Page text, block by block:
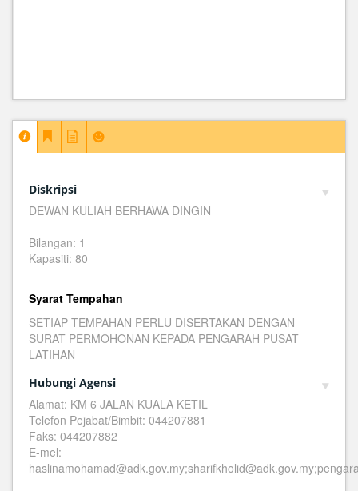
Diskripsi
DEWAN KULIAH BERHAWA DINGIN
Bilangan: 1
Kapasiti: 80
Syarat Tempahan
SETIAP TEMPAHAN PERLU DISERTAKAN DENGAN
SURAT PERMOHONAN KEPADA PENGARAH PUSAT
LATIHAN
Hubungi Agensi
Alamat: KM 6 JALAN KUALA KETIL
Telefon Pejabat/Bimbit: 044207881
Faks: 044207882
E-mel: